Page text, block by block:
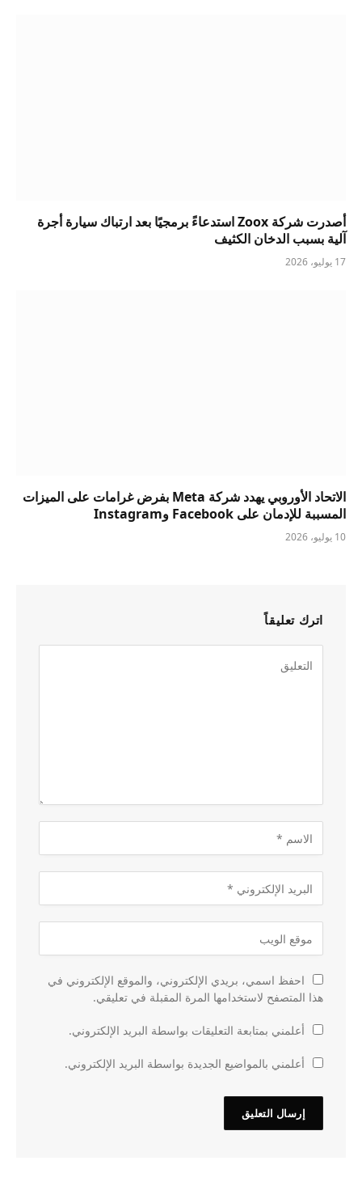
أصدرت شركة Zoox استدعاءً برمجيًا بعد ارتباك سيارة أجرة
آلية بسبب الدخان الكثيف
17 يوليو، 2026
الاتحاد الأوروبي يهدد شركة Meta بفرض غرامات على الميزات
المسببة للإدمان على Facebook وInstagram
10 يوليو، 2026
اترك تعليقاً
احفظ اسمي، بريدي الإلكتروني، والموقع الإلكتروني في
هذا المتصفح لاستخدامها المرة المقبلة في تعليقي.
أعلمني بمتابعة التعليقات بواسطة البريد الإلكتروني.
أعلمني بالمواضيع الجديدة بواسطة البريد الإلكتروني.